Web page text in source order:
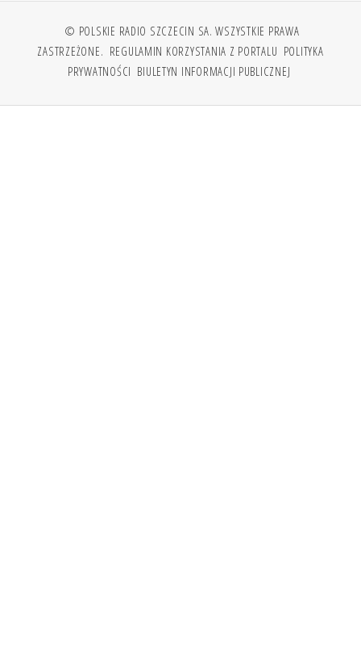
© POLSKIE RADIO SZCZECIN SA. WSZYSTKIE PRAWA
ZASTRZEŻONE. REGULAMIN KORZYSTANIA Z PORTALU POLITYKA
PRYWATNOŚCI BIULETYN INFORMACJI PUBLICZNEJ